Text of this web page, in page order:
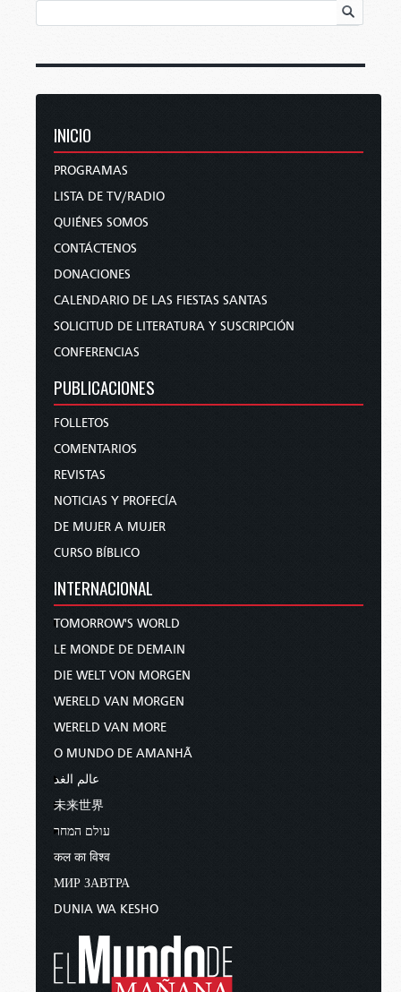
INICIO
PROGRAMAS
LISTA DE TV/RADIO
QUIÉNES SOMOS
CONTÁCTENOS
DONACIONES
CALENDARIO DE LAS FIESTAS SANTAS
SOLICITUD DE LITERATURA Y SUSCRIPCIÓN
CONFERENCIAS
PUBLICACIONES
FOLLETOS
COMENTARIOS
REVISTAS
NOTICIAS Y PROFECÍA
DE MUJER A MUJER
CURSO BÍBLICO
INTERNACIONAL
TOMORROW'S WORLD
LE MONDE DE DEMAIN
DIE WELT VON MORGEN
WERELD VAN MORGEN
WERELD VAN MORE
O MUNDO DE AMANHÃ
عالم الغد
未来世界
עולם המחר
कल का विश्व
МИР ЗАВТРА
DUNIA WA KESHO